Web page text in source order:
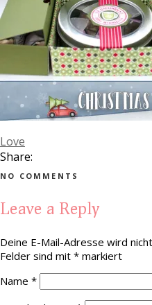
Love
Share:
NO COMMENTS
Leave a Reply
Deine E-Mail-Adresse wird
Felder sind mit * markiert
Name *